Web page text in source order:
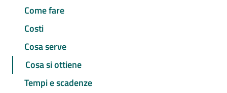
Come fare
Costi
Cosa serve
Cosa si ottiene
Tempi e scadenze